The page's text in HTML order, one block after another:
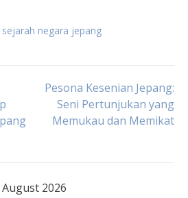
sejarah negara jepang
Pesona Kesenian Jepang:
Seni Pertunjukan yang
Memukau dan Memikat
August 2026